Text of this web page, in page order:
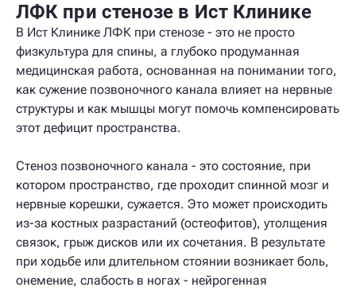
ЛФК при стенозе в Ист Клинике
В Ист Клинике ЛФК при стенозе - это не просто
физкультура для спины, а глубоко продуманная
медицинская работа, основанная на понимании того,
как сужение позвоночного канала влияет на нервные
структуры и как мышцы могут помочь компенсировать
этот дефицит пространства.
Стеноз позвоночного канала - это состояние, при
котором пространство, где проходит спинной мозг и
нервные корешки, сужается. Это может происходить
из-за костных разрастаний (остеофитов), утолщения
связок, грыж дисков или их сочетания. В результате
при ходьбе или длительном стоянии возникает боль,
онемение, слабость в ногах - нейрогенная